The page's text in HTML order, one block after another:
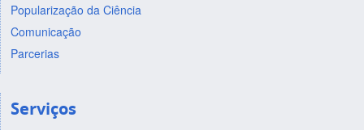
Popularização da Ciência
Comunicação
Parcerias
Serviços